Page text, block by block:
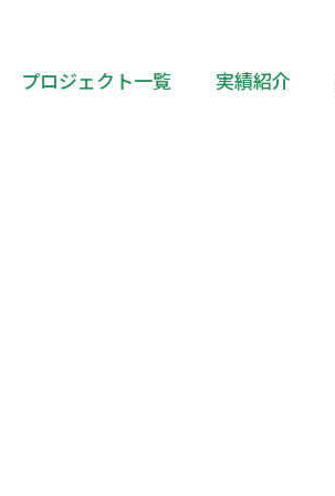
プロジェクト一覧 実績紹介